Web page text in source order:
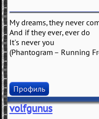
My dreams, they never
And if they ever, ever do
It's never you
(Phantogram – Running
Профиль
volfgunus